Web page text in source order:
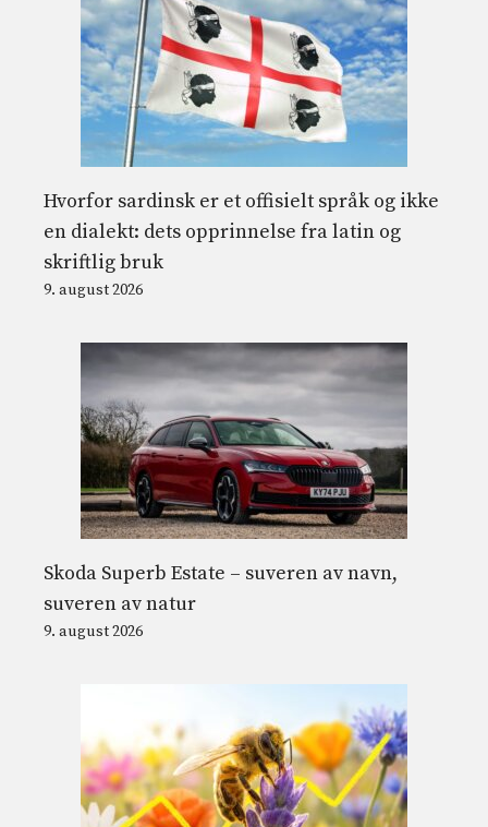
Hvorfor sardinsk er et offisielt språk og ikke
en dialekt: dets opprinnelse fra latin og
skriftlig bruk
9. august 2026
Skoda Superb Estate – suveren av navn,
suveren av natur
9. august 2026